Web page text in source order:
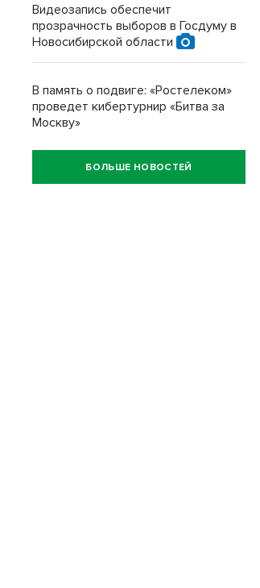
Видеозапись обеспечит
прозрачность выборов в Госдуму в
Новосибирской области
В память о подвиге: «Ростелеком»
проведет кибертурнир «Битва за
Москву»
БОЛЬШЕ НОВОСТЕЙ